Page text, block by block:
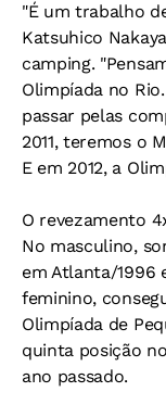
"É um trabalho
Katsuhico
camping.
Olimpíada no
passar pelas
2011, teremos o
E em 2012, a
O revezamento
No masculino,
em Atlanta/1996
feminino,
Olimpíada de
quinta posição
ano passado.